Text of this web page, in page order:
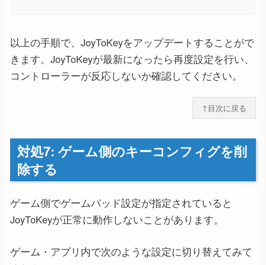
以上の手順で、JoyToKeyをアップデートすることがで
きます。JoyToKeyが最新になったら再度設定を行い、
コントローラーが反応しないか確認してください。
↑目次に戻る
対処7: ゲーム側のキーコンフィグを削
除する
ゲーム側でゲームパッド設定が指定されていると
JoyToKeyが正常に動作しないことがあります。
ゲーム・アプリ内で次のような設定に切り替えてみて